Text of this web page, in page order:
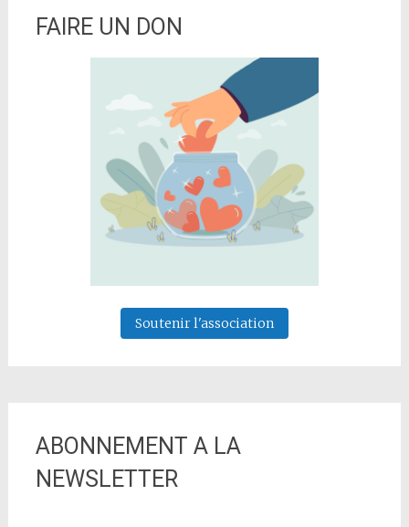
FAIRE UN DON
Soutenir l'association
ABONNEMENT A LA
NEWSLETTER